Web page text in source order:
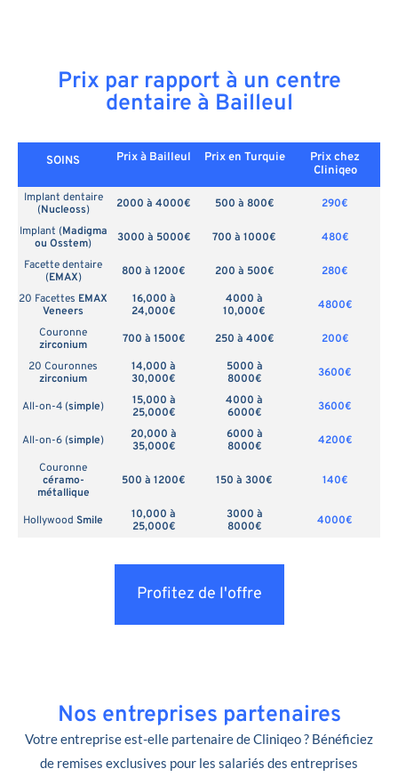
Prix par rapport à un centre
dentaire à Bailleul
SOINS Prix à Bailleul Prix en Turquie
Prix chez
Cliniqeo
Implant dentaire
(Nucleoss) 2000 à 4000€ 500 à 800€
290€
Implant (Madigma
ou Osstem) 3000 à 5000€ 700 à 1000€
480€
Facette dentaire
(EMAX) 800 à 1200€ 200 à 500€
280€
20 Facettes EMAX
Veneers
16,000 à
24,000€
4000 à
10,000€
4800€
Couronne
zirconium
700 à 1500€ 250 à 400€
200€
20 Couronnes
zirconium
14,000 à
30,000€
5000 à
8000€
3600€
All-on-4 (simple)
15,000 à
25,000€
4000 à
6000€
3600€
All-on-6 (simple)
20,000 à
35,000€
6000 à
8000€
4200€
Couronne
céramo-
métallique
500 à 1200€ 150 à 300€ 140€
Hollywood Smile
10,000 à
25,000€
3000 à
8000€
4000€
Profitez de l'offre
Nos entreprises partenaires
Votre entreprise est-elle partenaire de Cliniqeo ? Bénéficiez
de remises exclusives pour les salariés des entreprises